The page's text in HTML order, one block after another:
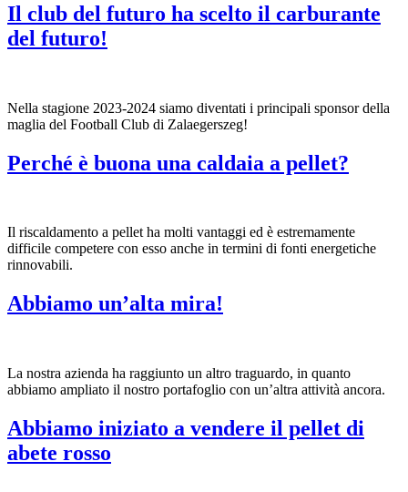
Il club del futuro ha scelto il carburante
del futuro!
Nella stagione 2023-2024 siamo diventati i principali sponsor della
maglia del Football Club di Zalaegerszeg!
Perché è buona una caldaia a pellet?
Il riscaldamento a pellet ha molti vantaggi ed è estremamente
difficile competere con esso anche in termini di fonti energetiche
rinnovabili.
Abbiamo un’alta mira!
La nostra azienda ha raggiunto un altro traguardo, in quanto
abbiamo ampliato il nostro portafoglio con un’altra attività ancora.
Abbiamo iniziato a vendere il pellet di
abete rosso